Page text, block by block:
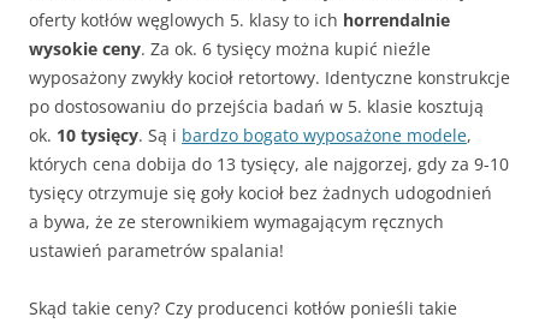
oferty kotłów węglowych 5. klasy to ich horrendalnie
wysokie ceny. Za ok. 6 tysięcy można kupić nieźle
wyposażony zwykły kocioł retortowy. Identyczne konstrukcje
po dostosowaniu do przejścia badań w 5. klasie kosztują
ok. 10 tysięcy. Są i bardzo bogato wyposażone modele,
których cena dobija do 13 tysięcy, ale najgorzej, gdy za 9-10
tysięcy otrzymuje się goły kocioł bez żadnych udogodnień
a bywa, że ze sterownikiem wymagającym ręcznych
ustawień parametrów spalania!
Skąd takie ceny? Czy producenci kotłów ponieśli takie